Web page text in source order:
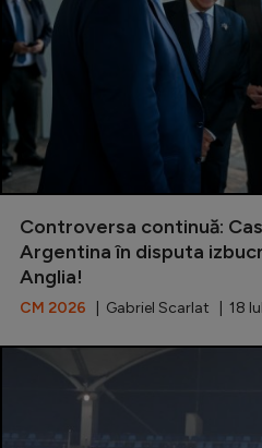
Liga 2
Cupa României
Echipa
Fotbal feminin
Special
Diverse
Inedit
Clasamente
Controversa continuă:
Argentina în disputa
Anglia!
CM 2026 | Gabriel Scarlat | 18